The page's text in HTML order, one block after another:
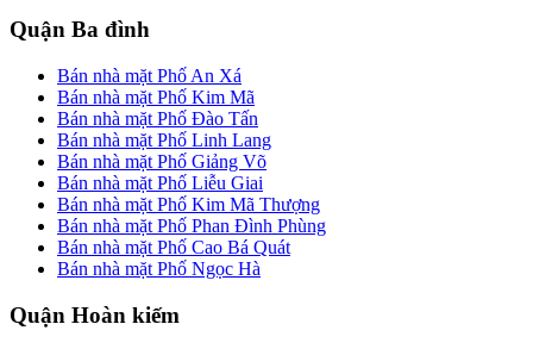
Quận Ba đình
Bán nhà mặt Phố An Xá
Bán nhà mặt Phố Kim Mã
Bán nhà mặt Phố Đào Tấn
Bán nhà mặt Phố Linh Lang
Bán nhà mặt Phố Giảng Võ
Bán nhà mặt Phố Liễu Giai
Bán nhà mặt Phố Kim Mã Thượng
Bán nhà mặt Phố Phan Đình Phùng
Bán nhà mặt Phố Cao Bá Quát
Bán nhà mặt Phố Ngọc Hà
Quận Hoàn kiếm